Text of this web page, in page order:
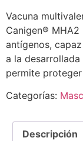
Vacuna
Canigen®
antígenos,
a la
permite
Categorías:
Descripción